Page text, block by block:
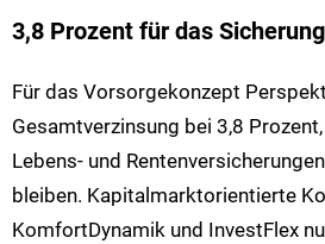
3,8 Prozent für das
Für das Vorsorgekonzept
Gesamtverzinsung bei 3,8
Lebens- und
bleiben. Kapitalmarktorientierte
KomfortDynamik und InvestFlex